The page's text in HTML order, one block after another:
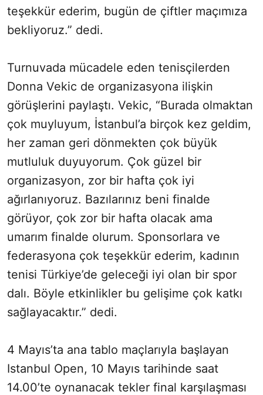
teşekkür ederim, bugün de çiftler maçımıza
bekliyoruz.” dedi.
Turnuvada mücadele eden tenisçilerden
Donna Vekic de organizasyona ilişkin
görüşlerini paylaştı. Vekic, “Burada olmaktan
çok muyluyum, İstanbul’a birçok kez geldim,
her zaman geri dönmekten çok büyük
mutluluk duyuyorum. Çok güzel bir
organizasyon, zor bir hafta çok iyi
ağırlanıyoruz. Bazılarınız beni finalde
görüyor, çok zor bir hafta olacak ama
umarım finalde olurum. Sponsorlara ve
federasyona çok teşekkür ederim, kadının
tenisi Türkiye’de geleceği iyi olan bir spor
dalı. Böyle etkinlikler bu gelişime çok katkı
sağlayacaktır.” dedi.
4 Mayıs’ta ana tablo maçlarıyla başlayan
Istanbul Open, 10 Mayıs tarihinde saat
14.00’te oynanacak tekler final karşılaşması